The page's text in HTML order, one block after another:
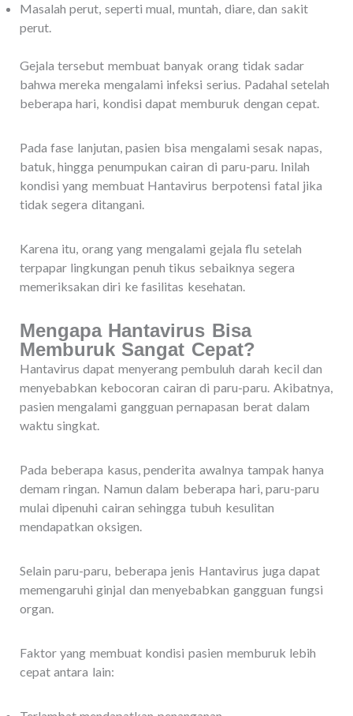
Masalah perut, seperti mual, muntah, diare, dan sakit
perut.
Gejala tersebut membuat banyak orang tidak sadar
bahwa mereka mengalami infeksi serius. Padahal setelah
beberapa hari, kondisi dapat memburuk dengan cepat.
Pada fase lanjutan, pasien bisa mengalami sesak napas,
batuk, hingga penumpukan cairan di paru-paru. Inilah
kondisi yang membuat Hantavirus berpotensi fatal jika
tidak segera ditangani.
Karena itu, orang yang mengalami gejala flu setelah
terpapar lingkungan penuh tikus sebaiknya segera
memeriksakan diri ke fasilitas kesehatan.
Mengapa Hantavirus Bisa
Memburuk Sangat Cepat?
Hantavirus dapat menyerang pembuluh darah kecil dan
menyebabkan kebocoran cairan di paru-paru. Akibatnya,
pasien mengalami gangguan pernapasan berat dalam
waktu singkat.
Pada beberapa kasus, penderita awalnya tampak hanya
demam ringan. Namun dalam beberapa hari, paru-paru
mulai dipenuhi cairan sehingga tubuh kesulitan
mendapatkan oksigen.
Selain paru-paru, beberapa jenis Hantavirus juga dapat
memengaruhi ginjal dan menyebabkan gangguan fungsi
organ.
Faktor yang membuat kondisi pasien memburuk lebih
cepat antara lain: